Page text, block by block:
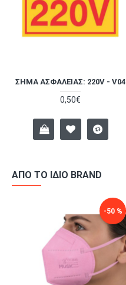
ΣΉΜΑ ΑΣΦΑΛΕΊΑΣ: 220V - V04
0,50€
ΑΠΌ ΤΟ ΊΔΙΟ BRAND
-50 %